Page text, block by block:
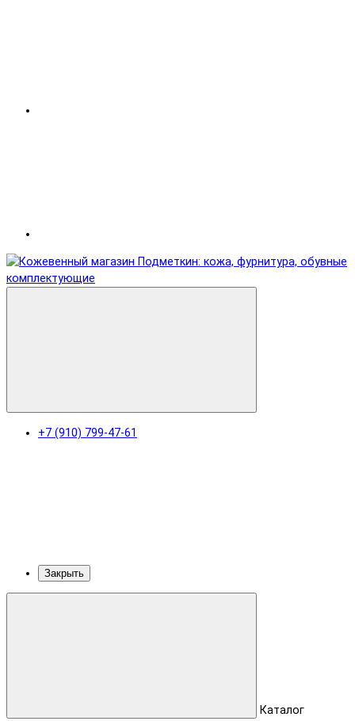
+7 (910) 799-47-61
Закрыть
Каталог